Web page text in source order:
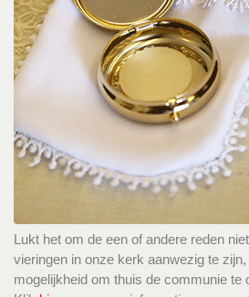
Lukt het om de een of andere reden
vieringen in onze kerk aanwezig te
mogelijkheid om thuis de communie te